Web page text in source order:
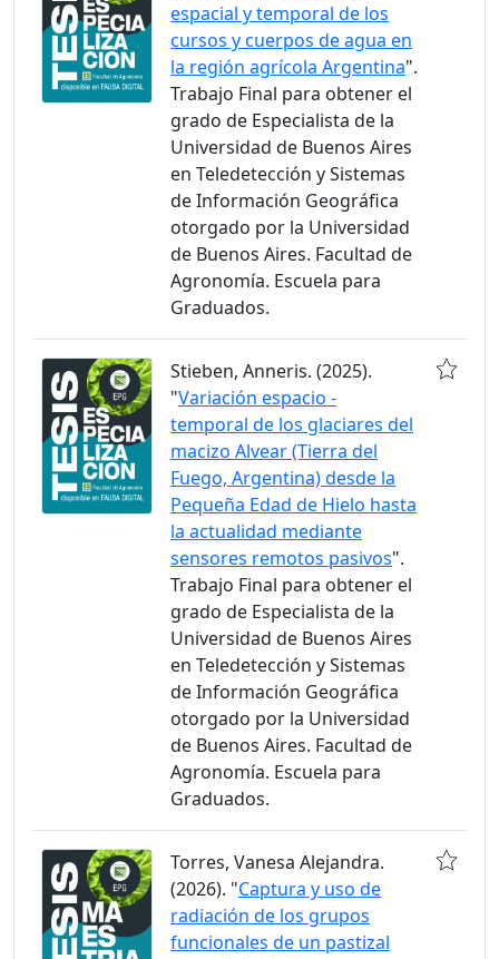
espacial y temporal de los
cursos y cuerpos de agua en
la región agrícola Argentina".
Trabajo Final para obtener el
grado de Especialista de la
Universidad de Buenos Aires
en Teledetección y Sistemas
de Información Geográfica
otorgado por la Universidad
de Buenos Aires. Facultad de
Agronomía. Escuela para
Graduados.
Stieben, Anneris. (2025).
"Variación espacio -
temporal de los glaciares del
macizo Alvear (Tierra del
Fuego, Argentina) desde la
Pequeña Edad de Hielo hasta
la actualidad mediante
sensores remotos pasivos".
Trabajo Final para obtener el
grado de Especialista de la
Universidad de Buenos Aires
en Teledetección y Sistemas
de Información Geográfica
otorgado por la Universidad
de Buenos Aires. Facultad de
Agronomía. Escuela para
Graduados.
Torres, Vanesa Alejandra.
(2026). "Captura y uso de
radiación de los grupos
funcionales de un pastizal